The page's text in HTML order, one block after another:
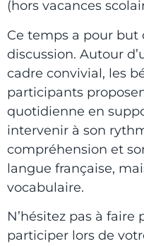
(hors vacances
Ce temps a pour but
discussion. Autour
cadre convivial, les
participants
quotidienne en
intervenir à son
compréhension et
langue française,
vocabulaire.
N’hésitez pas à faire
participer lors de